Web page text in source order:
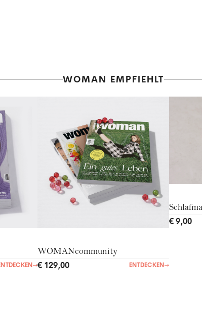
WOMAN EMPFIEHLT
→
WOMANcommunity
€ 129,00 ENTDECKEN→
€ 9,00